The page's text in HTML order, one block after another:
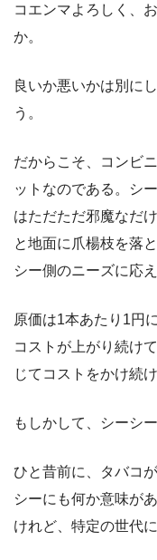
コエンマよろしく、
か。
良いか悪いかは別に
う。
だからこそ、コンビ
ットなのである。シ
はただただ邪魔なだ
と地面に爪楊枝を落
シー側のニーズに応
原価は1本あたり1円
コストが上がり続け
じてコストをかけ続
もしかして、シーシ
ひと昔前に、タバコ
シーにも何か意味が
けれど、特定の世代